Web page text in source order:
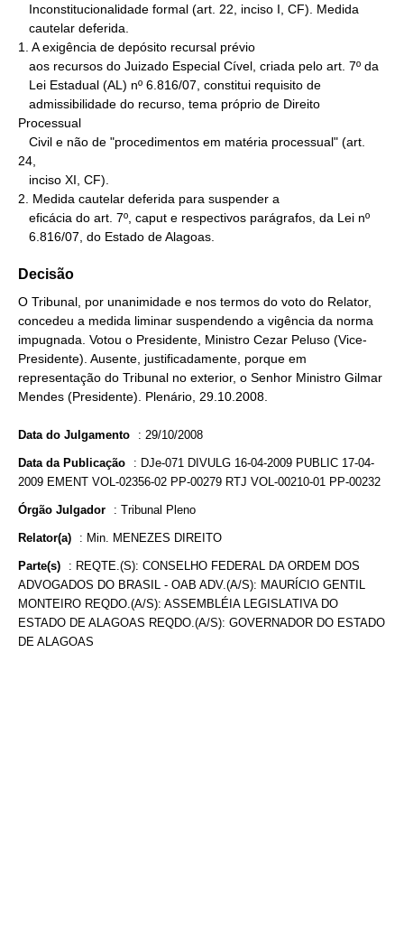
1. A exigência de depósito recursal prévio
Processual
24,
2. Medida cautelar deferida para suspender a
   6.816/07, do Estado de Alagoas.
Decisão
O Tribunal, por unanimidade e nos termos do voto do Relator,
concedeu a medida liminar suspendendo a vigência da norma
impugnada. Votou o Presidente, Ministro Cezar Peluso (Vice-
Presidente). Ausente, justificadamente, porque em
representação do Tribunal no exterior, o Senhor Ministro Gilmar
Mendes (Presidente). Plenário, 29.10.2008.
Data do Julgamento : 29/10/2008
Data da Publicação : DJe-071 DIVULG 16-04-2009 PUBLIC 17-04-
2009 EMENT VOL-02356-02 PP-00279 RTJ VOL-00210-01 PP-00232
Órgão Julgador : Tribunal Pleno
Relator(a) : Min. MENEZES DIREITO
Parte(s) : REQTE.(S): CONSELHO FEDERAL DA ORDEM DOS
ADVOGADOS DO BRASIL - OAB ADV.(A/S): MAURÍCIO GENTIL
MONTEIRO REQDO.(A/S): ASSEMBLÉIA LEGISLATIVA DO
ESTADO DE ALAGOAS REQDO.(A/S): GOVERNADOR DO ESTADO
DE ALAGOAS